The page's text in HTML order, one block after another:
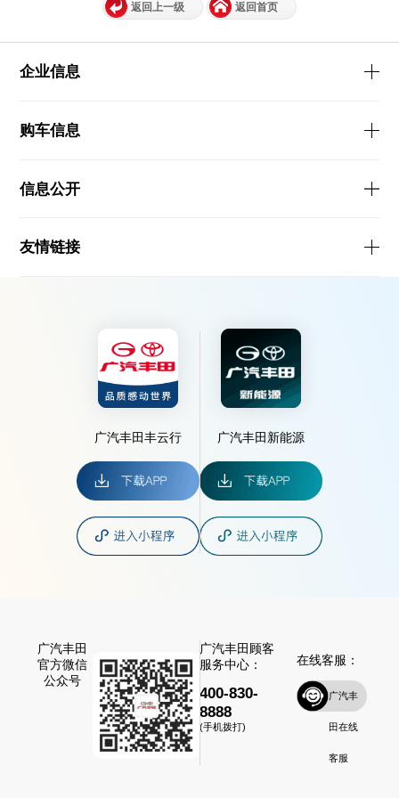
返回上一级 返回首页
企业信息
购车信息
信息公开
友情链接
广汽丰田丰云行 广汽丰田新能源
广汽丰田
官方微信
公众号
广汽丰田顾客
服务中心：
400-830-
8888
(手机拨打)
在线客服：
广汽丰
田在线
客服